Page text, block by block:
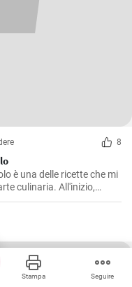
8
è una delle ricette che mi
culinaria. All'inizio,
a dura prova. Tuttavia,
ho scoperto che il vero
ingrediente. E' un
e dedizione, proprio come
Stampa Seguire